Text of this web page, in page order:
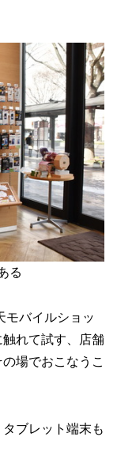
る
モバイルショッ
れて試す、店舗
場でおこなうこ
ブレット端末も